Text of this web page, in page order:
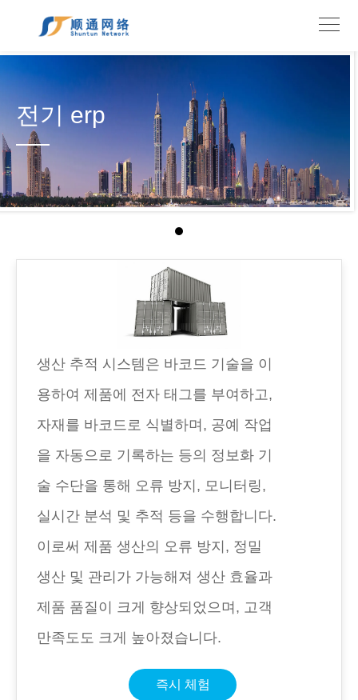
전기 erp
생산 추적 시스템은 바코드 기술을 이
용하여 제품에 전자 태그를 부여하고,
자재를 바코드로 식별하며, 공예 작업
을 자동으로 기록하는 등의 정보화 기
술 수단을 통해 오류 방지, 모니터링,
실시간 분석 및 추적 등을 수행합니다.
이로써 제품 생산의 오류 방지, 정밀
생산 및 관리가 가능해져 생산 효율과
제품 품질이 크게 향상되었으며, 고객
만족도도 크게 높아졌습니다.
즉시 체험